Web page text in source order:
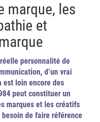
marque, les
et
personnalité de
d’un vrai
est loin encore des
peut constituer un
marques et les créatifs
de faire référence